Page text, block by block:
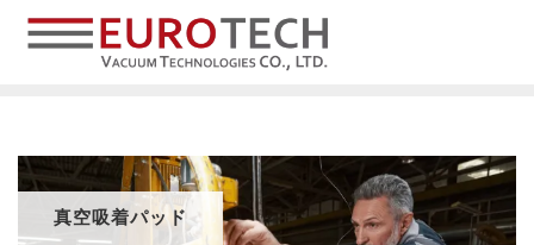
真空吸着パッド